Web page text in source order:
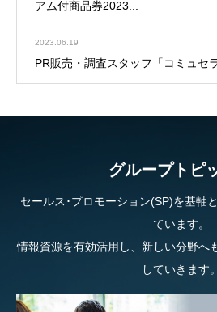
アム付商品券2023...
2023.06.19
PR販売・調査スタッフ「コミュセ
グループトピ
セールス･プロモーション(SP)を基軸
ています。
情報資源を有効活用し、新しい分野へ
していきます。